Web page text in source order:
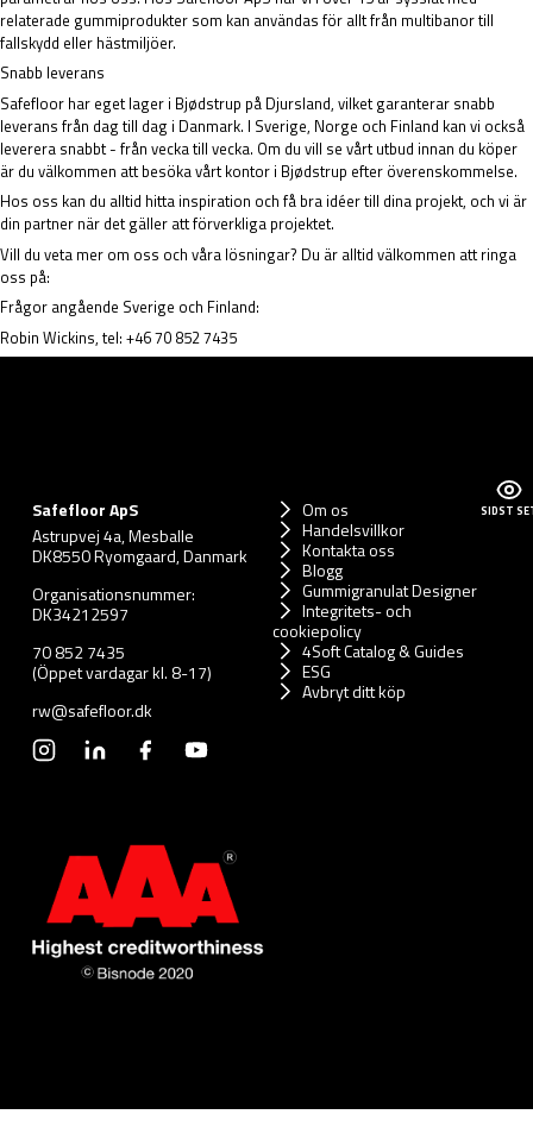
relaterade gummiprodukter som kan användas för allt från multibanor till
fallskydd eller hästmiljöer.
Snabb leverans
Safefloor har eget lager i Bjødstrup på Djursland, vilket garanterar snabb
leverans från dag till dag i Danmark. I Sverige, Norge och Finland kan vi också
leverera snabbt - från vecka till vecka. Om du vill se vårt utbud innan du köper
är du välkommen att besöka vårt kontor i Bjødstrup efter överenskommelse.
Hos oss kan du alltid hitta inspiration och få bra idéer till dina projekt, och vi är
din partner när det gäller att förverkliga projektet.
Vill du veta mer om oss och våra lösningar? Du är alltid välkommen att ringa
oss på:
Frågor angående Sverige och Finland:
Robin Wickins, tel: +46 70 852 7435
Safefloor ApS
Astrupvej 4a, Mesballe
DK8550 Ryomgaard, Danmark
Organisationsnummer:
DK34212597
70 852 7435
(Öppet vardagar kl. 8-17)
rw@safefloor.dk
Om os
Handelsvillkor
Kontakta oss
Blogg
Gummigranulat Designer
Integritets- och
cookiepolicy
4Soft Catalog & Guides
ESG
Avbryt ditt köp
SIDST